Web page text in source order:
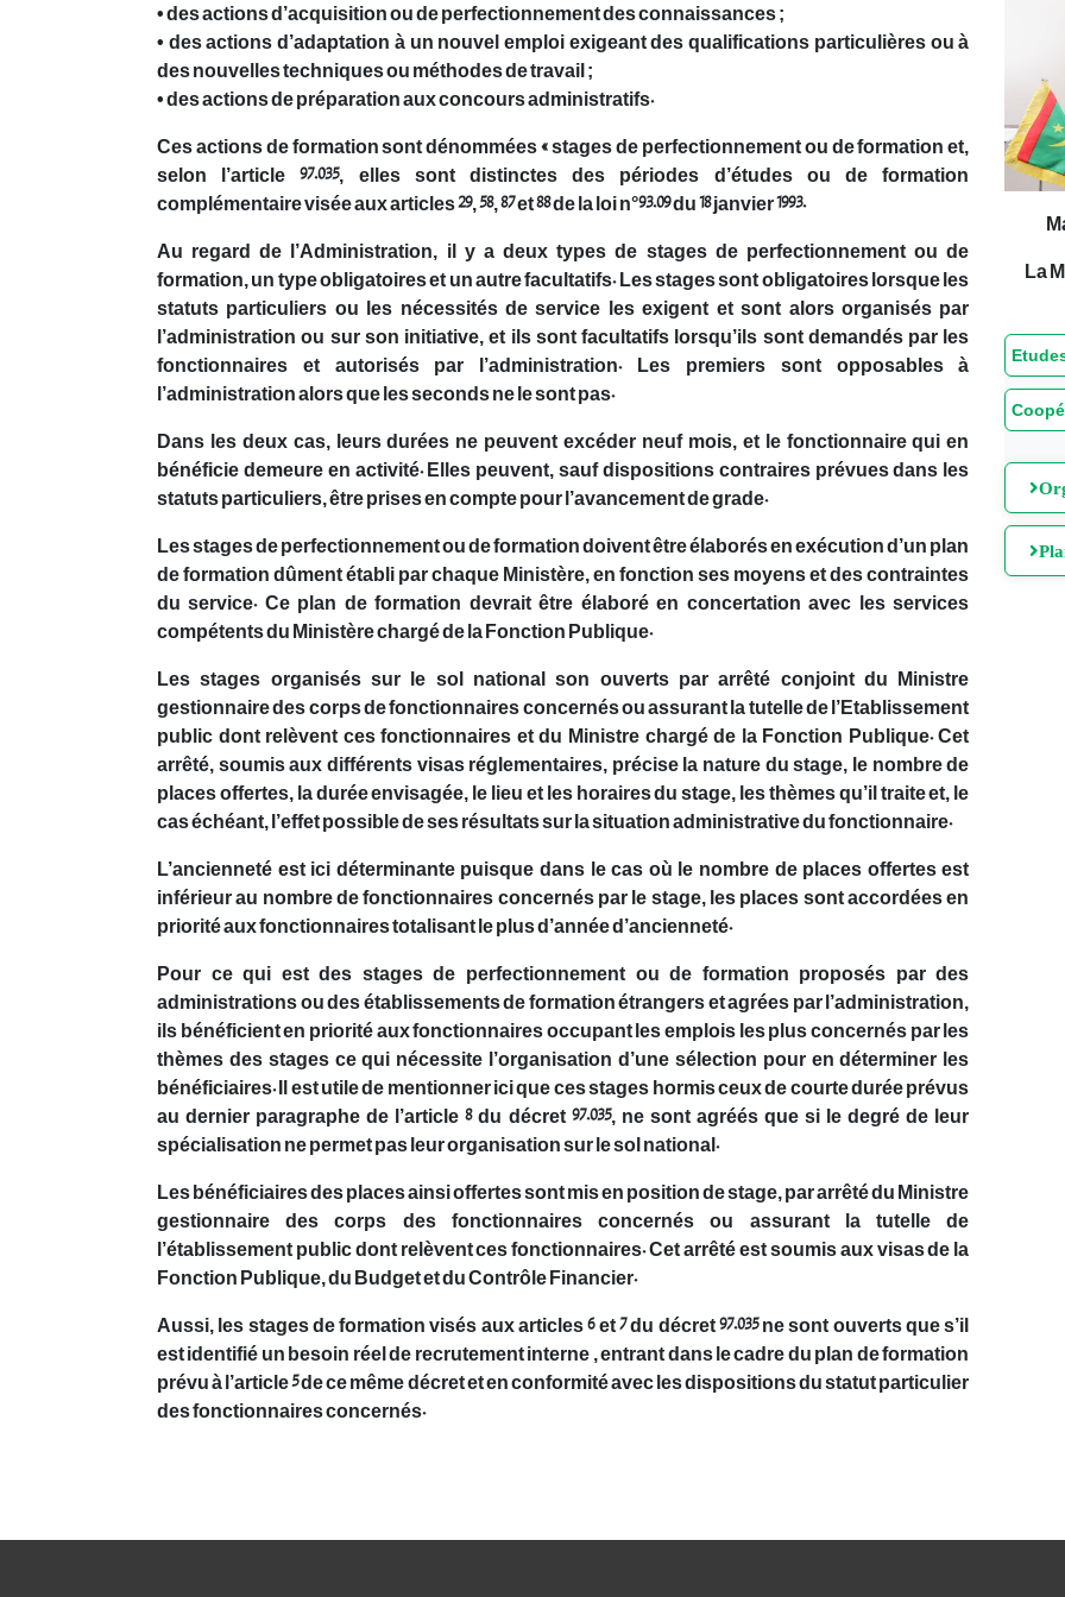
• des actions d’acquisition ou de perfectionnement des connaissances ;
• des actions d’adaptation à un nouvel emploi exigeant des qualifications particulières ou à
des nouvelles techniques ou méthodes de travail ;
• des actions de préparation aux concours administratifs.
Ces actions de formation sont dénommées « stages de perfectionnement ou de formation et,
selon l’article 97.035, elles sont distinctes des périodes d’études ou de formation
complémentaire visée aux articles 29, 58, 87 et 88 de la loi n°93.09 du 18 janvier 1993.
Au regard de l’Administration, il y a deux types de stages de perfectionnement ou de
formation, un type obligatoires et un autre facultatifs. Les stages sont obligatoires lorsque les
statuts particuliers ou les nécessités de service les exigent et sont alors organisés par
l’administration ou sur son initiative, et ils sont facultatifs lorsqu’ils sont demandés par les
fonctionnaires et autorisés par l’administration. Les premiers sont opposables à
l’administration alors que les seconds ne le sont pas.
Dans les deux cas, leurs durées ne peuvent excéder neuf mois, et le fonctionnaire qui en
bénéficie demeure en activité. Elles peuvent, sauf dispositions contraires prévues dans les
statuts particuliers, être prises en compte pour l’avancement de grade.
Les stages de perfectionnement ou de formation doivent être élaborés en exécution d’un plan
de formation dûment établi par chaque Ministère, en fonction ses moyens et des contraintes
du service. Ce plan de formation devrait être élaboré en concertation avec les services
compétents du Ministère chargé de la Fonction Publique.
Les stages organisés sur le sol national son ouverts par arrêté conjoint du Ministre
gestionnaire des corps de fonctionnaires concernés ou assurant la tutelle de l’Etablissement
public dont relèvent ces fonctionnaires et du Ministre chargé de la Fonction Publique. Cet
arrêté, soumis aux différents visas réglementaires, précise la nature du stage, le nombre de
places offertes, la durée envisagée, le lieu et les horaires du stage, les thèmes qu’il traite et, le
cas échéant, l’effet possible de ses résultats sur la situation administrative du fonctionnaire.
L’ancienneté est ici déterminante puisque dans le cas où le nombre de places offertes est
inférieur au nombre de fonctionnaires concernés par le stage, les places sont accordées en
priorité aux fonctionnaires totalisant le plus d’année d’ancienneté.
Pour ce qui est des stages de perfectionnement ou de formation proposés par des
administrations ou des établissements de formation étrangers et agrées par l’administration,
ils bénéficient en priorité aux fonctionnaires occupant les emplois les plus concernés par les
thèmes des stages ce qui nécessite l’organisation d’une sélection pour en déterminer les
bénéficiaires. Il est utile de mentionner ici que ces stages hormis ceux de courte durée prévus
au dernier paragraphe de l’article 8 du décret 97.035, ne sont agréés que si le degré de leur
spécialisation ne permet pas leur organisation sur le sol national.
Les bénéficiaires des places ainsi offertes sont mis en position de stage, par arrêté du Ministre
gestionnaire des corps des fonctionnaires concernés ou assurant la tutelle de
l’établissement public dont relèvent ces fonctionnaires. Cet arrêté est soumis aux visas de la
Fonction Publique, du Budget et du Contrôle Financier.
Aussi, les stages de formation visés aux articles 6 et 7 du décret 97.035 ne sont ouverts que s’il
est identifié un besoin réel de recrutement interne , entrant dans le cadre du plan de formation
prévu à l’article 5 de ce même décret et en conformité avec les dispositions du statut particulier
des fonctionnaires concernés.
La